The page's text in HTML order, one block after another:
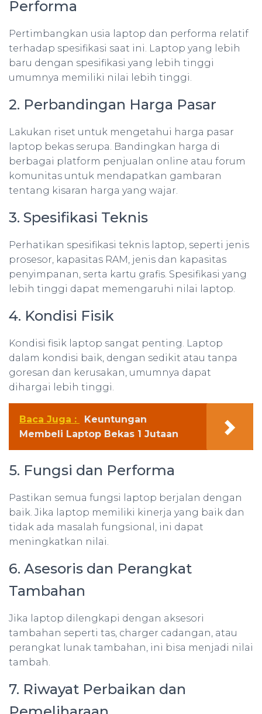
Performa
Pertimbangkan usia laptop dan performa relatif
terhadap spesifikasi saat ini. Laptop yang lebih
baru dengan spesifikasi yang lebih tinggi
umumnya memiliki nilai lebih tinggi.
2. Perbandingan Harga Pasar
Lakukan riset untuk mengetahui harga pasar
laptop bekas serupa. Bandingkan harga di
berbagai platform penjualan online atau forum
komunitas untuk mendapatkan gambaran
tentang kisaran harga yang wajar.
3. Spesifikasi Teknis
Perhatikan spesifikasi teknis laptop, seperti jenis
prosesor, kapasitas RAM, jenis dan kapasitas
penyimpanan, serta kartu grafis. Spesifikasi yang
lebih tinggi dapat memengaruhi nilai laptop.
4. Kondisi Fisik
Kondisi fisik laptop sangat penting. Laptop
dalam kondisi baik, dengan sedikit atau tanpa
goresan dan kerusakan, umumnya dapat
dihargai lebih tinggi.
Baca Juga :
Keuntungan
Membeli Laptop Bekas 1 Jutaan
5. Fungsi dan Performa
Pastikan semua fungsi laptop berjalan dengan
baik. Jika laptop memiliki kinerja yang baik dan
tidak ada masalah fungsional, ini dapat
meningkatkan nilai.
6. Asesoris dan Perangkat
Tambahan
Jika laptop dilengkapi dengan aksesori
tambahan seperti tas, charger cadangan, atau
perangkat lunak tambahan, ini bisa menjadi nilai
tambah.
7. Riwayat Perbaikan dan